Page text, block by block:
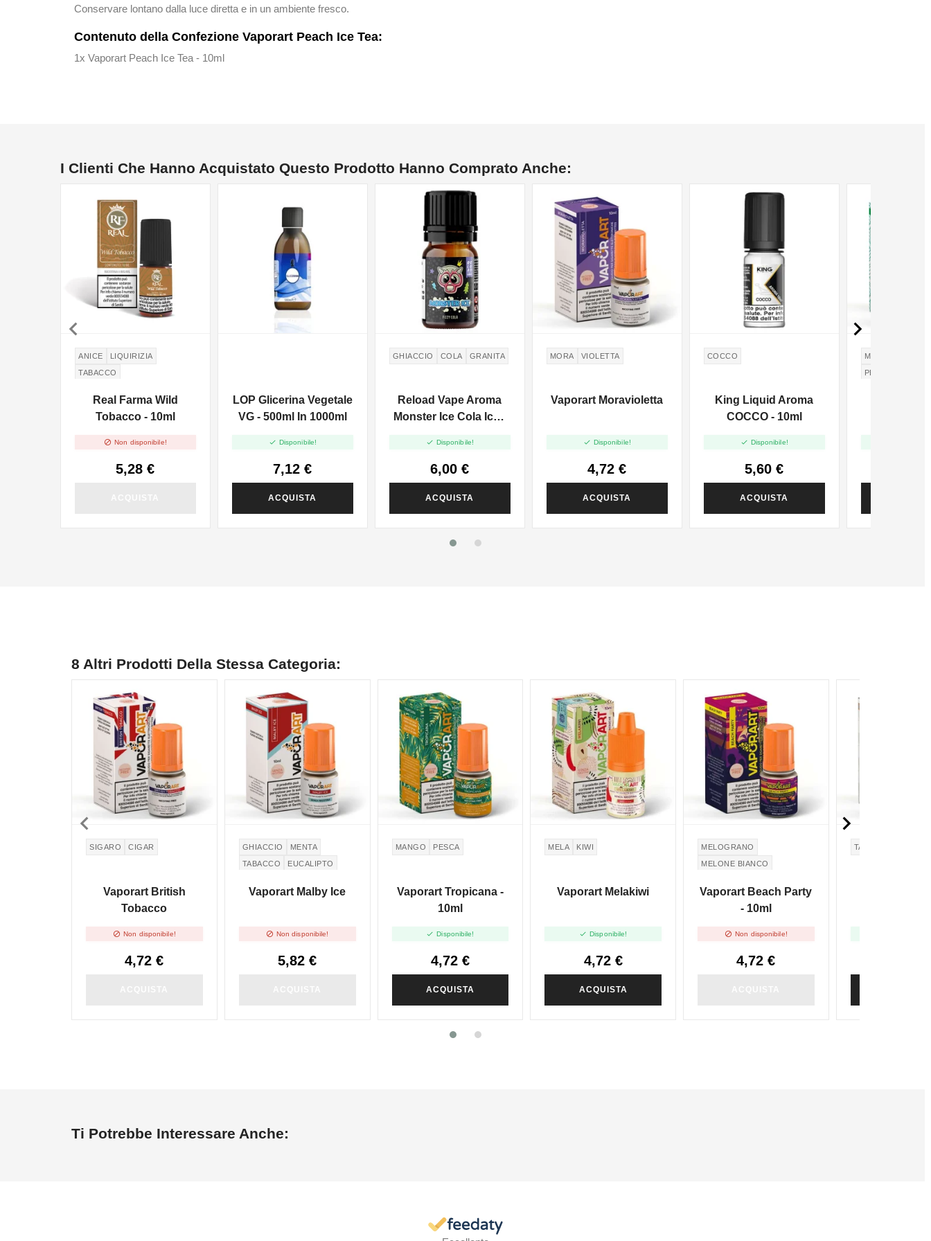
Conservare lontano dalla luce diretta e in un ambiente fresco.
Contenuto della Confezione Vaporart Peach Ice Tea:
1x Vaporart Peach Ice Tea - 10ml
I Clienti Che Hanno Acquistato Questo Prodotto Hanno Comprato Anche:
ANICE
LIQUIRIZIA
TABACCO
Real Farma Wild
Tobacco - 10ml
 Non disponibile!
5,28 €
LOP Glicerina Vegetale
VG - 500ml In 1000ml
 Disponibile!
7,12 €
ACQUISTA
GHIACCIO COLA GRANITA
Reload Vape Aroma
Monster Ice Cola Ice -
 Disponibile!
6,00 €
ACQUISTA
MORA VIOLETTA
Vaporart Moravioletta
 Disponibile!
4,72 €
ACQUISTA
COCCO
King Liquid Aroma
COCCO - 10ml
 Disponibile!
5,60 €
ACQUISTA
MENTA PIPERITA
PEPPERMINT
 
8 Altri Prodotti Della Stessa Categoria:
SIGARO CIGAR
Vaporart British
Tobacco
 Non disponibile!
4,72 €
GHIACCIO
MENTA
TABACCO
EUCALIPTO
Vaporart Malby Ice
 Non disponibile!
5,82 €
NON DISPONIBILE
MANGO PESCA
Vaporart Tropicana -
10ml
 Disponibile!
4,72 €
ACQUISTA
MELA KIWI
Vaporart Melakiwi
 Disponibile!
4,72 €
ACQUISTA
MELOGRANO
MELONE BIANCO
WHITE MELON
Vaporart Beach Party
- 10ml
 Non disponibile!
4,72 €
TABACCO
 
Ti Potrebbe Interessare Anche: